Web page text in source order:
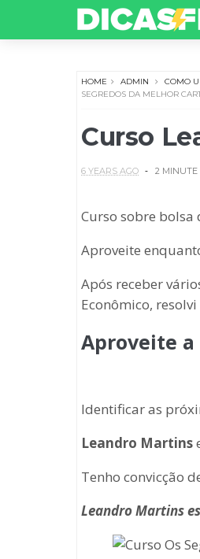
HOME ADMIN COMO
SEGREDOS DA MELHOR
Curso
6 YEARS AGO 2 MINUTE
Curso sobre
Aproveite
Após receber
Econômico,
Aproveite
Identificar as
Leandro Martins
Tenho convicção
Leandro Martins